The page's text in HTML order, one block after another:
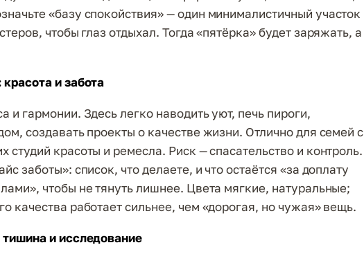
«базу спокойствия» — один минималистичный участок
чтобы глаз отдыхал. Тогда «пятёрка» будет заряжать, а
и забота
и гармонии. Здесь легко наводить уют, печь пироги,
создавать проекты о качестве жизни. Отлично для семей с
студий красоты и ремесла. Риск — спасательство и контроль.
заботы»: список, что делаете, и что остаётся «за доплату
чтобы не тянуть лишнее. Цвета мягкие, натуральные;
качества работает сильнее, чем «дорогая, но чужая» вещь.
и исследование